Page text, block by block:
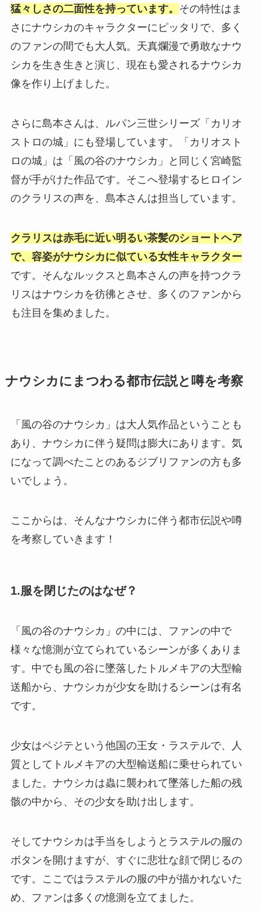
猛々しさの二面性を持っています。 その特性はま
さにナウシカのキャラクターにピッタリで、多く
のファンの間でも大人気。天真爛漫で勇敢なナウ
シカを生き生きと演じ、現在も愛されるナウシカ
像を作り上げました。
さらに島本さんは、ルパン三世シリーズ「カリオ
ストロの城」にも登場しています。「カリオスト
ロの城」は「風の谷のナウシカ」と同じく宮崎監
督が手がけた作品です。そこへ登場するヒロイン
のクラリスの声を、島本さんは担当しています。
クラリスは赤毛に近い明るい茶髪のショートヘア
で、容姿がナウシカに似ている女性キャラクター
です。そんなルックスと島本さんの声を持つクラ
リスはナウシカを彷彿とさせ、多くのファンから
も注目を集めました。
ナウシカにまつわる都市伝説と噂を考察
「風の谷のナウシカ」は大人気作品ということも
あり、ナウシカに伴う疑問は膨大にあります。気
になって調べたことのあるジブリファンの方も多
いでしょう。
ここからは、そんなナウシカに伴う都市伝説や噂
を考察していきます！
1.服を閉じたのはなぜ？
「風の谷のナウシカ」の中には、ファンの中で
様々な憶測が立てられているシーンが多くありま
す。中でも風の谷に墜落したトルメキアの大型輸
送船から、ナウシカが少女を助けるシーンは有名
です。
少女はペジテという他国の王女・ラステルで、人
質としてトルメキアの大型輸送船に乗せられてい
ました。ナウシカは蟲に襲われて墜落した船の残
骸の中から、その少女を助け出します。
そしてナウシカは手当をしようとラステルの服の
ボタンを開けますが、すぐに悲壮な顔で閉じるの
です。ここではラステルの服の中が描かれないた
め、ファンは多くの憶測を立てました。